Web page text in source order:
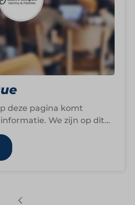
deze pagina komt
We zijn op dit
nog druk bezig om…